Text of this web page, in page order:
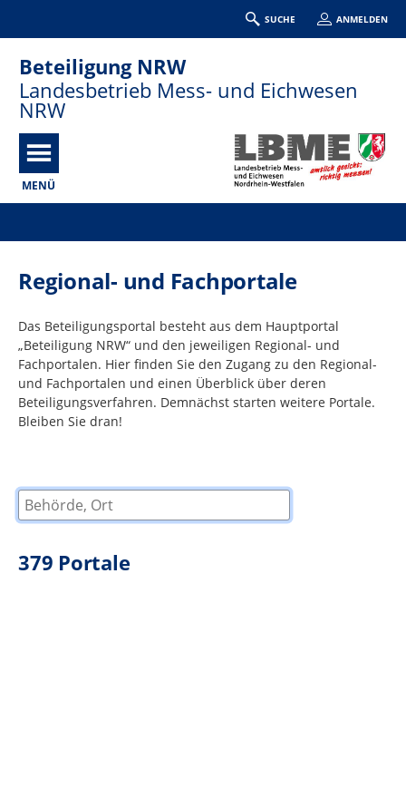
SUCHE ANMELDEN
Beteiligung NRW
Landesbetrieb Mess- und Eichwesen
NRW
MENÜ
Regional- und Fachportale
Das Beteiligungsportal besteht aus dem Hauptportal
„Beteiligung NRW“ und den jeweiligen Regional- und
Fachportalen. Hier finden Sie den Zugang zu den Regional-
und Fachportalen und einen Überblick über deren
Beteiligungsverfahren. Demnächst starten weitere Portale.
Bleiben Sie dran!
Behörde, Ort
379 Portale